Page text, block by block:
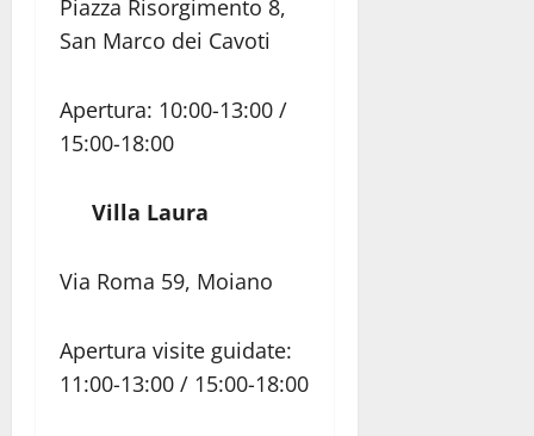
Piazza Risorgimento 8,
San Marco dei Cavoti
Apertura: 10:00-13:00 /
15:00-18:00
Villa Laura
Via Roma 59, Moiano
Apertura visite guidate:
11:00-13:00 / 15:00-18:00